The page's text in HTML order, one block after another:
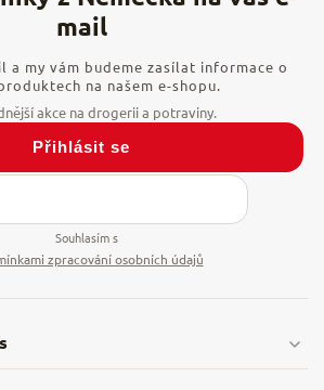
a my vám budeme zasílat informace o
na našem e-shopu.
Souhlasím s
zpracování osobních údajů
Přihlásit se